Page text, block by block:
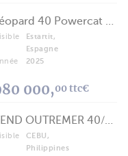
Léopard 40 Powercat 2025
Estartit,
Espagne
2025
000,00 ttc€
VEND OUTREMER 40/43 (FREE LANCE)
CEBU,
Philippines